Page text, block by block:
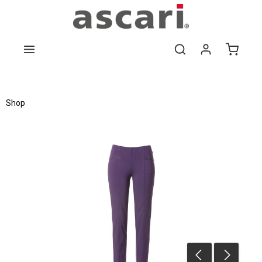
Zum Hauptinhalt springen
Shop